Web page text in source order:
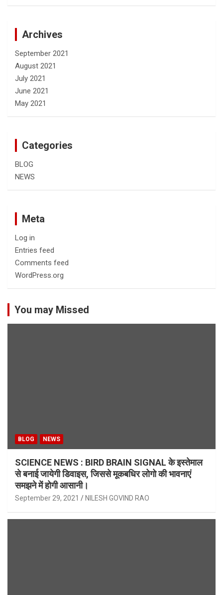
Archives
September 2021
August 2021
July 2021
June 2021
May 2021
Categories
BLOG
NEWS
Meta
Log in
Entries feed
Comments feed
WordPress.org
You may Missed
BLOG NEWS
SCIENCE NEWS : BIRD BRAIN SIGNAL के इस्तेमाल
से बनाई जायेगी डिवाइस, जिससे मूकबधिर लोगो की भावनाएं
समझने में होगी आसानी।
September 29, 2021 NILESH GOVIND RAO